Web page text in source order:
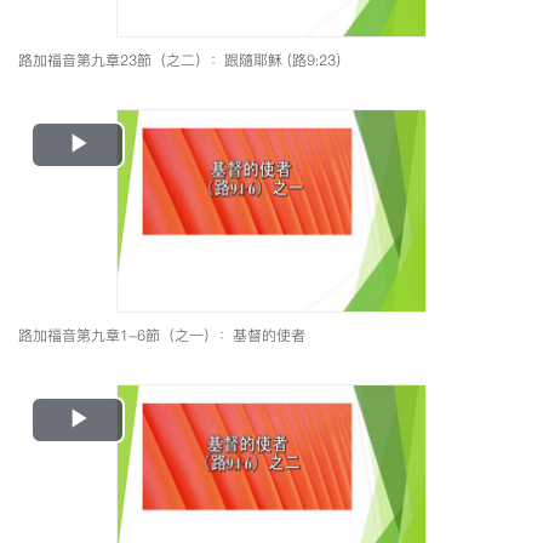
路加福音第九章23節（之二）：跟隨耶穌 (路9:23)
Play
Video
路加福音第九章1-6節（之一）：基督的使者
Play
Video